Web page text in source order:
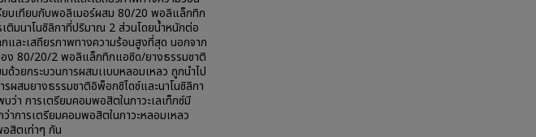
บเทียบกับพอลิเมอร์ผสม 80/20 พอลิแล็กทิก
ติมนาโนซิลิกาที่ปริมาณ 2 ส่วนโดยน้ำหนักต่อ
และเสถียรภาพทางความร้อนสูงที่สุด นอกจาก
ง 80/20/2 พอลิแล็กทิกแอซิด/ยางธรรมชาติ
วยกระบวนการผสมเเบบหลอมเหลว ถูกนำไป
ผสมยางธรรมชาติอิพ็อกซิไดซ์และนาโนซิลิกา
ว่า การเตรียมคอมพอสิตในภาวะเลเท็กซ์มี
การเตรียมคอมพอสิตในภาวะหลอมเหลว
สิตเท่าๆ กัน